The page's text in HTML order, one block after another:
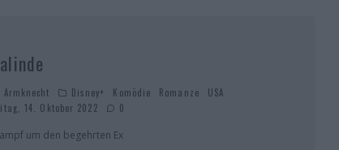
Armknecht Disney+ Komödie Romanze
USA
14. Oktober 2022
0
um den begehrten Ex